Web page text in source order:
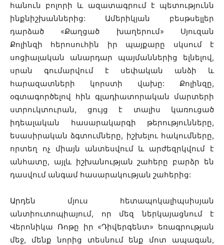
հանուն բոլորի և ազատագրում է պետությունն
ինքնիշխաններից: Ամերիկյան բեսթսելլեր
դարձած «Քաղցած խաղերում» Սյուզան
Քոլինզի հերոսուհին իր պայքարը սկսում է
սոցիալական անարդար պայմաններից ելնելով,
սրան գումարվում է սեփական անձի և
հարազատների կորստի վախը: Քոլինզը,
օգտագործելով հին գլադիատորական մարտերի
ստրուկտուրան, ցույց է տալիս կառուցած
իդեալական հասարակարգի թերությունները,
եսասիրական ձգտումները, իշխելու հակումները,
որտեղ ոչ միայն անտեսվում և արժեզրկվում է
անհատը, այլև իշխանության շահերը բարձր են
դասվում անգամ հասարակության շահերից:
Արդեն մյուս հետապոկալիպսիսյան
անտիուտոպիայում, որ մեզ ներկայացնում է
Վերոնիկա Ռոթը իր «Դիվերգենտ» եռագրության
մեջ, մենք նորից տեսնում ենք մոտ ապագան,